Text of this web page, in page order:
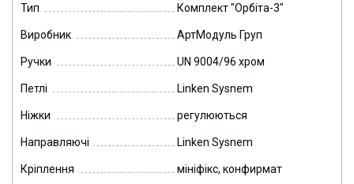
Тип Комплект "Орбіта-3"
Виробник АртМодуль Груп
Ручки UN 9004/96 хром
Петлі Linken Sysnem
Ніжки регулюються
Направляючі Linken Sysnem
Кріплення мініфікс, конфирмат